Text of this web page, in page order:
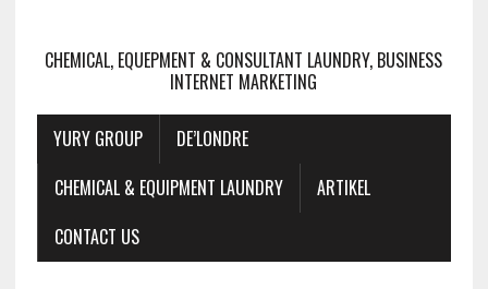
CHEMICAL, EQUEPMENT & CONSULTANT LAUNDRY, BUSINESS
INTERNET MARKETING
YURY GROUP
DE’LONDRE
CHEMICAL & EQUIPMENT LAUNDRY
ARTIKEL
CONTACT US